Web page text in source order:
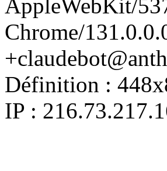
AppleWebKit/
Chrome/
Définition :
IP :